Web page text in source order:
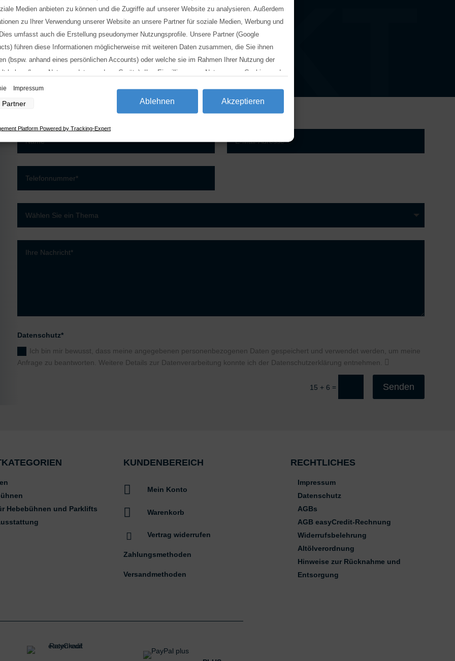
Datenschutz*
Ich bin mir bewusst, dass meine angegebenen personenbezogenen Daten gespeichert und verwendet werden, um meine
Anfrage zu beantworten. Weitere Details zur Datenverarbeitung konnte ich der Datenschutzerklärung entnehmen.
15 + 6 = Senden
Hebebühnen und Parklifts
KUNDENBEREICH
 Mein Konto
 Warenkorb
 Vertrag widerrufen
Zahlungsmethoden
Versandmethoden
RECHTLICHES
Impressum
Datenschutz
AGBs
AGB easyCredit-Rechnung
Widerrufsbelehrung
Altölverordnung
Hinweise zur Rücknahme und
Entsorgung
Medien anbieten zu können und die Zugriffe auf unserer Website zu analysieren. Außerdem
zu Ihrer Verwendung unserer Website an unsere Partner für soziale Medien, Werbung und
umfasst auch die Erstellung pseudonymer Nutzungsprofile. Unsere Partner (Google
führen diese Informationen möglicherweise mit weiteren Daten zusammen, die Sie ihnen
(bspw. anhand eines persönlichen Accounts) oder welche sie im Rahmen Ihrer Nutzung der
haben (bspw. Nutzungsdaten anderer Geräte). Ihre Einwilligung zur Nutzung von Cookies und
jederzeit widerrufen, indem Sie auf den Datenschutz-Button links unten klicken und dort die
durch unsere Partner:
auf Informationen auf einem Endgerät
Daten zur Auswahl von Werbeanzeigen
für personalisierte Werbung
zur Auswahl personalisierter Werbung
zur Personalisierung von Inhalten
zur Auswahl personalisierter Inhalte
von Inhalten
durch Statistiken oder Kombinationen von Daten aus verschiedenen Quellen
der Angebote
Impressum
Partner Ablehnen Akzeptieren
Platform Powered by Tracking-Expert